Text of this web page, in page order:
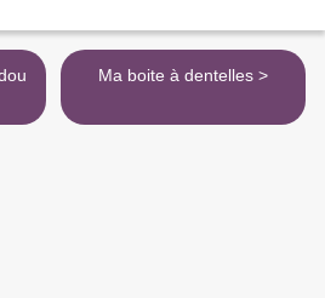
Ma boite à dentelles >